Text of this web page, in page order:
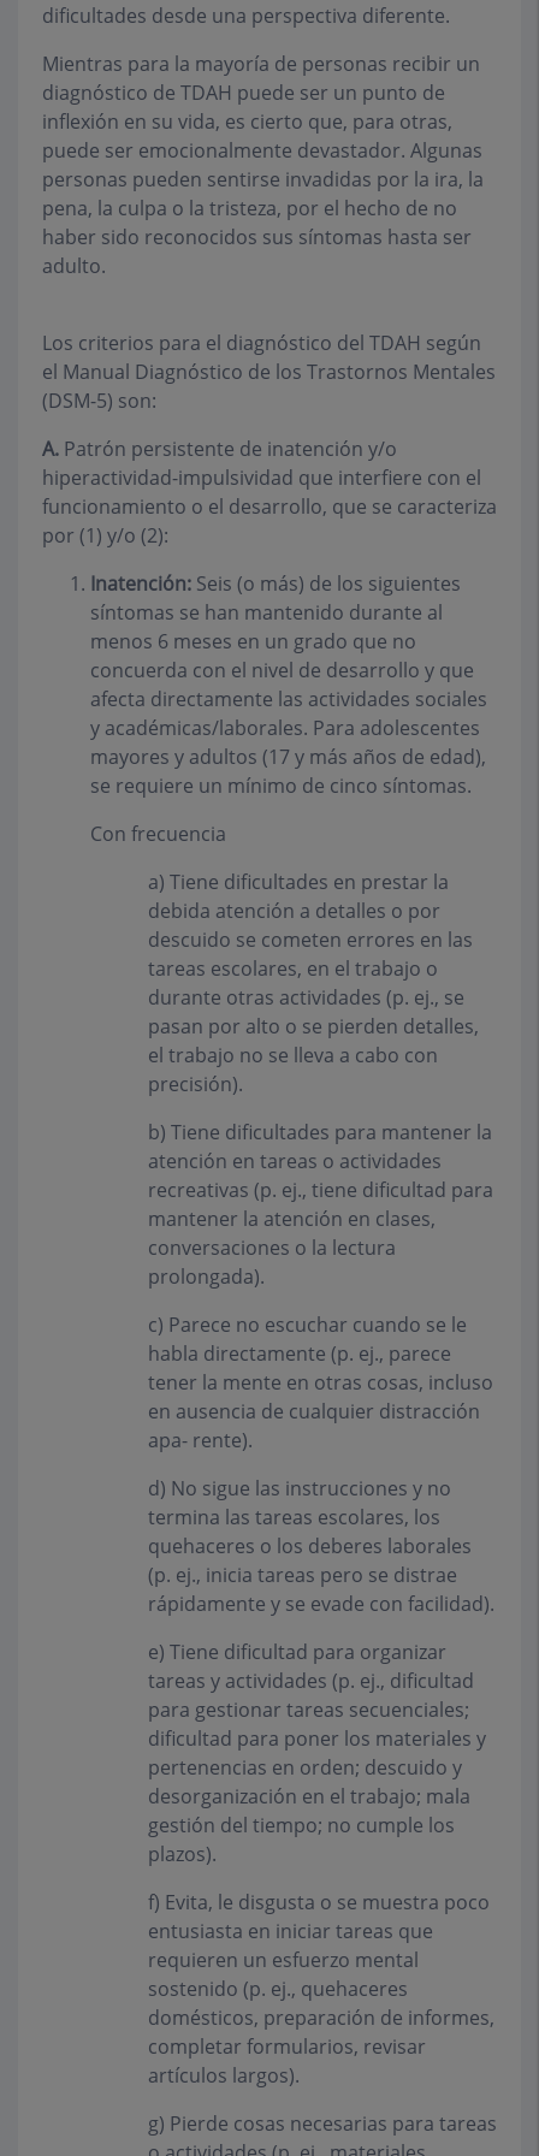
dificultades desde una perspectiva diferente.
Mientras para la mayoría de personas recibir un
diagnóstico de TDAH puede ser un punto de
inflexión en su vida, es cierto que, para otras,
puede ser emocionalmente devastador. Algunas
personas pueden sentirse invadidas por la ira, la
pena, la culpa o la tristeza, por el hecho de no
haber sido reconocidos sus síntomas hasta ser
adulto.
Los criterios para el diagnóstico del TDAH según
el Manual Diagnóstico de los Trastornos Mentales
(DSM-5) son:
A. Patrón persistente de inatención y/o
hiperactividad-impulsividad que interfiere con el
funcionamiento o el desarrollo, que se caracteriza
por (1) y/o (2):
Inatención: Seis (o más) de los siguientes
síntomas se han mantenido durante al
menos 6 meses en un grado que no
concuerda con el nivel de desarrollo y que
afecta directamente las actividades sociales
y académicas/laborales. Para adolescentes
mayores y adultos (17 y más años de edad),
se requiere un mínimo de cinco síntomas.
Con frecuencia
a) Tiene dificultades en prestar la
debida atención a detalles o por
descuido se cometen errores en las
tareas escolares, en el trabajo o
durante otras actividades (p. ej., se
pasan por alto o se pierden detalles,
el trabajo no se lleva a cabo con
precisión).
b) Tiene dificultades para mantener la
atención en tareas o actividades
recreativas (p. ej., tiene dificultad para
mantener la atención en clases,
conversaciones o la lectura
prolongada).
c) Parece no escuchar cuando se le
habla directamente (p. ej., parece
tener la mente en otras cosas, incluso
en ausencia de cualquier distracción
apa- rente).
d) No sigue las instrucciones y no
termina las tareas escolares, los
quehaceres o los deberes laborales
(p. ej., inicia tareas pero se distrae
rápidamente y se evade con facilidad).
e) Tiene dificultad para organizar
tareas y actividades (p. ej., dificultad
para gestionar tareas secuenciales;
dificultad para poner los materiales y
pertenencias en orden; descuido y
desorganización en el trabajo; mala
gestión del tiempo; no cumple los
plazos).
f) Evita, le disgusta o se muestra poco
entusiasta en iniciar tareas que
requieren un esfuerzo mental
sostenido (p. ej., quehaceres
domésticos, preparación de informes,
completar formularios, revisar
artículos largos).
g) Pierde cosas necesarias para tareas